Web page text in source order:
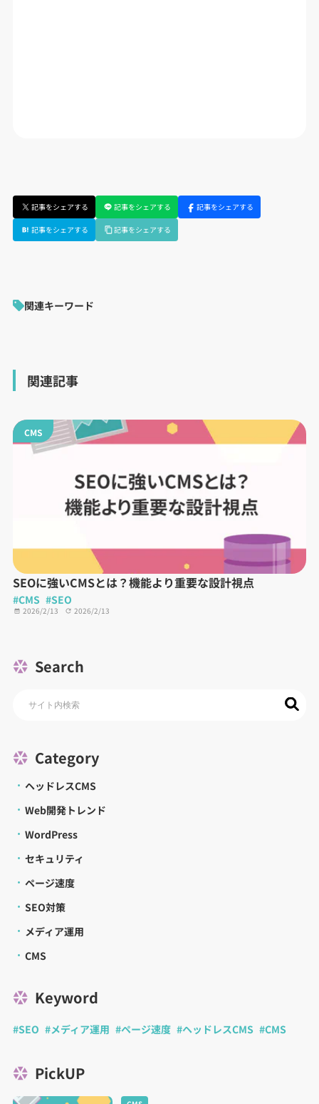
記事をシェアする 記事をシェアする 記事をシェアする
記事をシェアする 記事をシェアする
関連キーワード
関連記事
CMS
SEOに強いCMSとは？機能より重要な設計視点
#CMS #SEO
2026/2/13 2026/2/13
Search
Category
ヘッドレスCMS
Web開発トレンド
WordPress
セキュリティ
ページ速度
SEO対策
メディア運用
CMS
Keyword
#SEO #メディア運用 #ページ速度 #ヘッドレスCMS #CMS
PickUP